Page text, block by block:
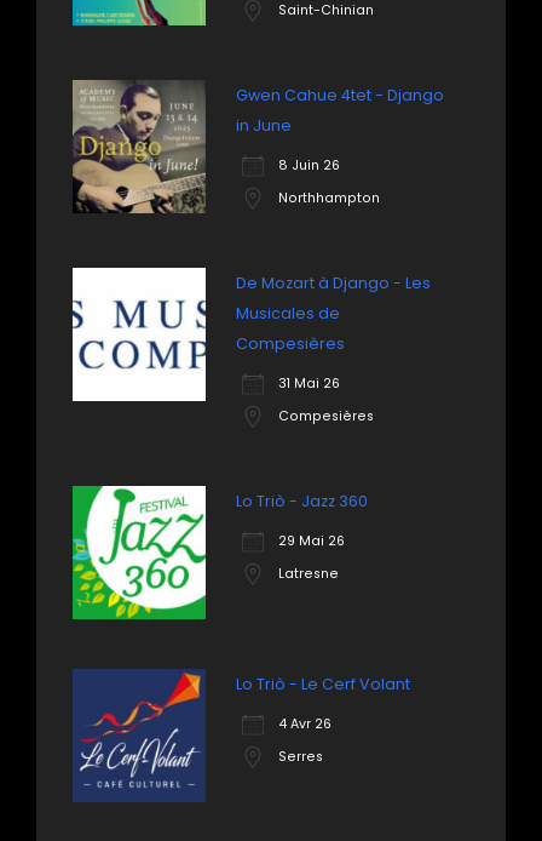
Saint-Chinian
Gwen Cahue 4tet - Django
in June
8 Juin 26
Northhampton
De Mozart à Django - Les
Musicales de
Compesières
31 Mai 26
Compesières
Lo Triò - Jazz 360
29 Mai 26
Latresne
Lo Triò - Le Cerf Volant
4 Avr 26
Serres